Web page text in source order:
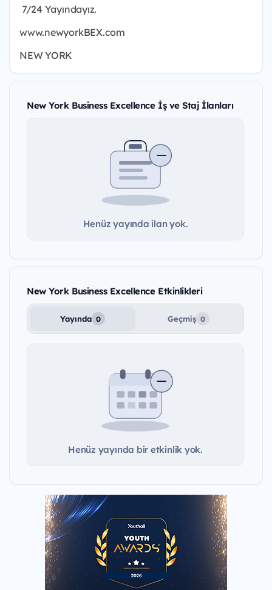
7/24 Yayındayız.
www.newyorkBEX.com
NEW YORK
New York Business Excellence İş ve Staj İlanları
Henüz yayında ilan yok.
New York Business Excellence Etkinlikleri
Yayında 0 Geçmiş 0
Henüz yayında bir etkinlik yok.